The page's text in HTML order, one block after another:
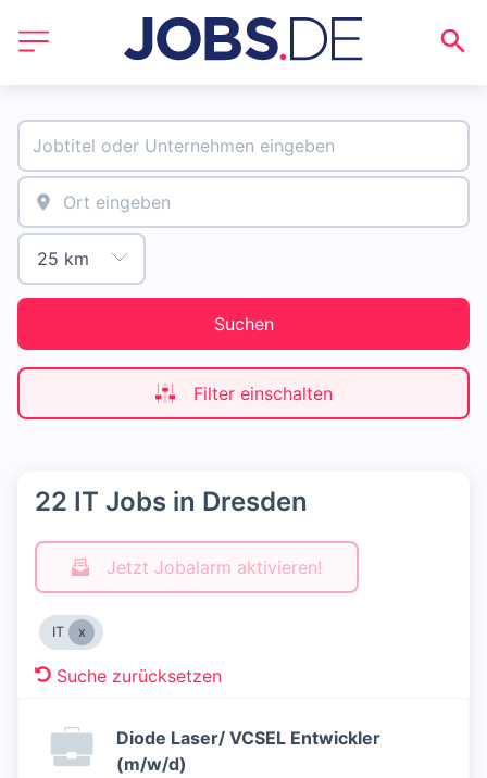
Suchen
Filter einschalten
22 IT Jobs in Dresden
Jetzt Jobalarm aktivieren!
IT
Suche zurücksetzen
Diode Laser/ VCSEL Entwickler
(m/w/d)